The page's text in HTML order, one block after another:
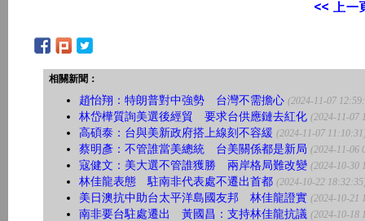
相關新聞：
趙怡翔：特朗普對中強勢 台灣不需擔心 (2024-11-07
林岱樺質詢美選後經貿 要求台供應鏈去紅化 (2024-11-07
高碩泰：台與美新政府搭上線刻不容緩 (2024-11-07
蔡明彥：不管誰當美總統 台美關係都是新局 (2024-11-06
寇健文：美大選不管誰獲勝 兩岸格局難改變 (2024-10-30
林佳龍表態 駐南非代表處不遷出首都 (2024-10-22
美日澳抗中助台太平洋島國友邦 林佳龍證實 (2024-10-21
南非要台駐處遷出 黃國昌：支持林佳龍抗議 (2024-10-18